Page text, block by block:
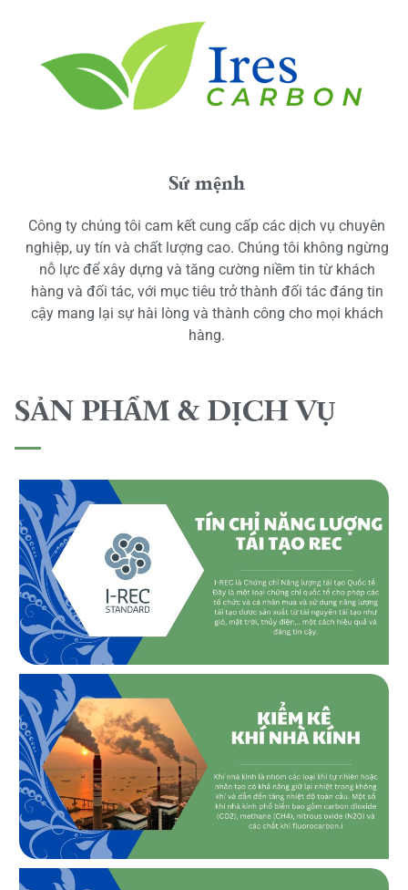
Sứ mệnh
Công ty chúng tôi cam kết cung cấp các dịch vụ chuyên
nghiệp, uy tín và chất lượng cao. Chúng tôi không ngừng
nỗ lực để xây dựng và tăng cường niềm tin từ khách
hàng và đối tác, với mục tiêu trở thành đối tác đáng tin
cậy mang lại sự hài lòng và thành công cho mọi khách
hàng.
SẢN PHẨM & DỊCH VỤ